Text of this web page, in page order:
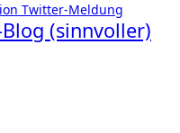
Twitter-Meldung
(sinnvoller)